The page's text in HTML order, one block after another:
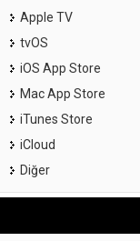
Apple TV
tvOS
iOS App Store
Mac App Store
iTunes Store
iCloud
Diğer